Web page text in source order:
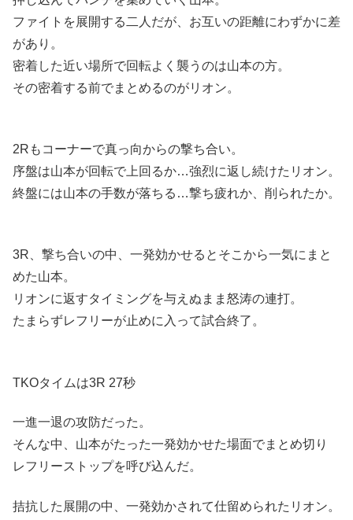
ファイトを展開する二人だが、お互いの距離にわずかに差
があり。
密着した近い場所で回転よく襲うのは山本の方。
その密着する前でまとめるのがリオン。
2Rもコーナーで真っ向からの撃ち合い。
序盤は山本が回転で上回るか…強烈に返し続けたリオン。
終盤には山本の手数が落ちる…撃ち疲れか、削られたか。
3R、撃ち合いの中、一発効かせるとそこから一気にまと
めた山本。
リオンに返すタイミングを与えぬまま怒涛の連打。
たまらずレフリーが止めに入って試合終了。
TKOタイムは3R 27秒
一進一退の攻防だった。
そんな中、山本がたった一発効かせた場面でまとめ切り
レフリーストップを呼び込んだ。
拮抗した展開の中、一発効かされて仕留められたリオン。